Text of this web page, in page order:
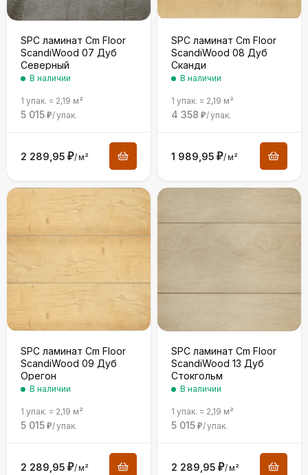
SPC ламинат Cm Floor
ScandiWood 07 Дуб
Северный
В наличии
1 упак. = 2,19 м²
5 015 ₽/упак.
2 289,95 ₽/м²
SPC ламинат Cm Floor
ScandiWood 08 Дуб
Сканди
В наличии
1 упак. = 2,19 м²
4 358 ₽/упак.
1 989,95 ₽/м²
SPC ламинат Cm Floor
ScandiWood 09 Дуб
Орегон
В наличии
1 упак. = 2,19 м²
5 015 ₽/упак.
2 289,95 ₽/м²
SPC ламинат Cm Floor
ScandiWood 13 Дуб
Стокгольм
В наличии
1 упак. = 2,19 м²
5 015 ₽/упак.
2 289,95 ₽/м²